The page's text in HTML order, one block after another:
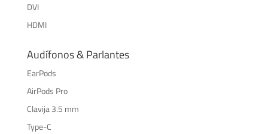
DVI
HDMI
Audífonos & Parlantes
EarPods
AirPods Pro
Clavija 3.5 mm
Type-C